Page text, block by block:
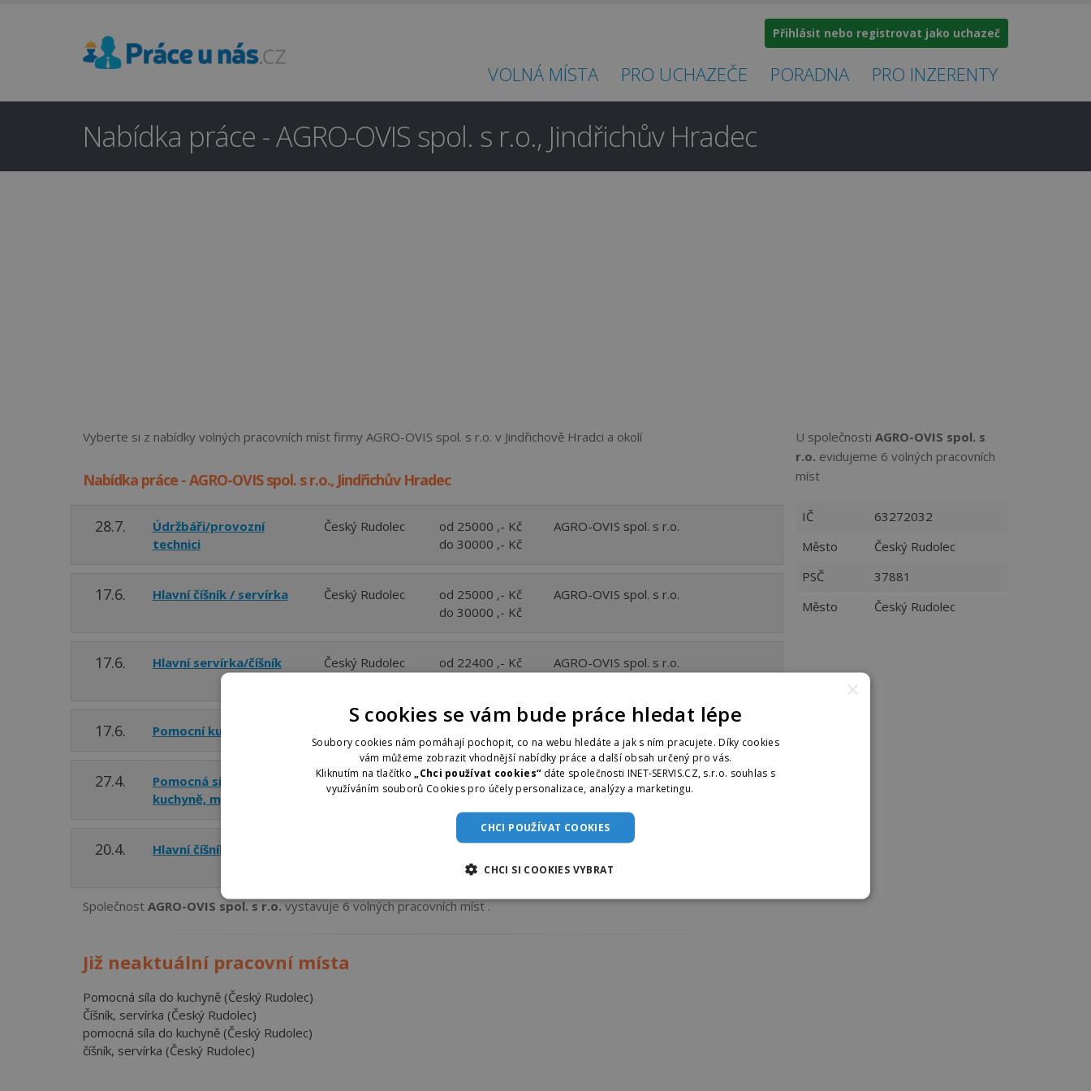
Přihlásit nebo registrovat jako uchazeč
VOLNÁ MÍSTA PRO UCHAZEČE PORADNA PRO INZERENTY
Nabídka práce - AGRO-OVIS spol. s r.o., Jindřichův Hradec
Vyberte si z nabídky volných pracovních míst firmy AGRO-OVIS spol. s r.o. v Jindřichově Hradci a okolí
Nabídka práce - AGRO-OVIS spol. s r.o., Jindřichův Hradec
28.7.
Údržbáři/provozní
technici
Český Rudolec
od 25000 ,- Kč
do 30000 ,- Kč
AGRO-OVIS spol. s r.o.
17.6. Hlavní číšník / servírka Český Rudolec
od 25000 ,- Kč
do 30000 ,- Kč
AGRO-OVIS spol. s r.o.
17.6. Hlavní servírka/číšník Český Rudolec
od 22400 ,- Kč
AGRO-OVIS spol. s r.o.
17.6. Pomocní kuchaři AGRO-OVIS spol. s r.o.
27.4.
Pomocná síla do
kuchyně, mytí nádobí
Český Rudolec
od 25000 ,- Kč
do 30000 ,- Kč
AGRO-OVIS spol. s r.o.
20.4. Hlavní číšník / servírka
do 30000 ,- Kč
Společnost AGRO-OVIS spol. s r.o.vystavuje 6 volných pracovních míst .
Již neaktuální pracovní místa
Pomocná síla do kuchyně (Český Rudolec)
Číšník, servírka (Český Rudolec)
pomocná síla do kuchyně (Český Rudolec)
číšník, servírka (Český Rudolec)
U společnosti AGRO-OVIS spol. s
r.o. evidujeme 6 volných pracovních
míst
IČ
63272032
Město
Český Rudolec
PSČ
37881
Město
Český Rudolec
×
S cookies se vám bude práce hledat lépe
Soubory cookies nám pomáhají pochopit, co na webu hledáte a jak s ním pracujete. Díky cookies
vám můžeme zobrazit vhodnější nabídky práce a další obsah určený pro vás.
Kliknutím na tlačítko„Chci používat cookies“ dáte společnosti INET-SERVIS.CZ, s.r.o. souhlas s
využíváním souborů Cookies pro účely personalizace, analýzy a marketingu.
CHCI POUŽÍVAT COOKIES
CHCI SI COOKIES VYBRAT